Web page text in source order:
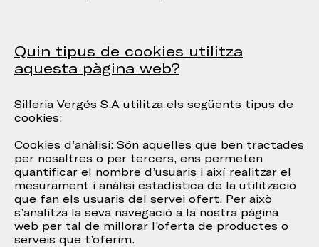
Quin tipus de cookies utilitza
aquesta pàgina web?
Silleria Vergés S.A utilitza els següents tipus de
cookies:
Cookies d’anàlisi: Són aquelles que ben tractades
per nosaltres o per tercers, ens permeten
quantificar el nombre d’usuaris i així realitzar el
mesurament i anàlisi estadística de la utilització
que fan els usuaris del servei ofert. Per això
s’analitza la seva navegació a la nostra pàgina
web per tal de millorar l’oferta de productes o
serveis que t’oferim.